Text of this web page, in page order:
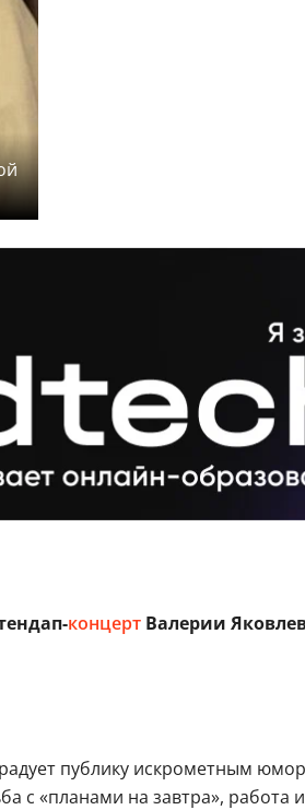
концертВалерии
публику искрометным
с «планами на завтра», работа